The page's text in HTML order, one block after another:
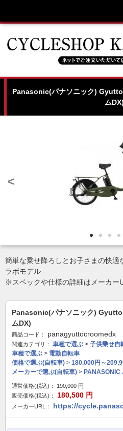
Panasonic(パナソニック)
ムDX)
<
簡単な乗せ降ろしとお子さまの快適
ラボモデル
※スペックや仕様の詳細はメーカー
Panasonic(パナソニック)
ムDX)
商品コード： panagyuttocroomedx
関連カテゴリ： 車種で選ぶ > 子供乗せ自
車種で選ぶ > 電動自転車
価格で選ぶ(自転車) > 180,000円～
メーカーで選ぶ(自転車) > PANASONIC
通常価格(税込)： 190,000 円
販売価格(税込)：
180,500 円
メーカーURL： https://